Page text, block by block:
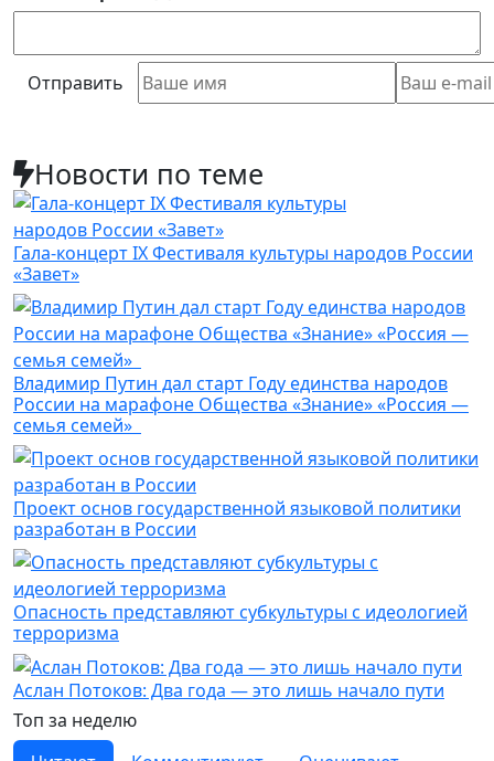
Отправить
Новости по теме
Гала-концерт IX Фестиваля культуры народов России
«Завет»
Владимир Путин дал старт Году единства народов
России на марафоне Общества «Знание» «Россия —
семья семей»
Проект основ государственной языковой политики
разработан в России
Опасность представляют субкультуры с идеологией
терроризма
Аслан Потоков: Два года — это лишь начало пути
Топ за неделю